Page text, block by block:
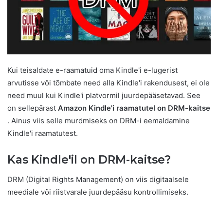
Kui teisaldate e-raamatuid oma Kindle'i e-lugerist
arvutisse või tõmbate need alla Kindle'i rakendusest, ei ole
need muul kui Kindle'i platvormil juurdepääsetavad. See
on sellepärast Amazon Kindle'i raamatutel on DRM-kaitse
. Ainus viis selle murdmiseks on DRM-i eemaldamine
Kindle'i raamatutest.
Kas Kindle'il on DRM-kaitse?
DRM (Digital Rights Management) on viis digitaalsele
meediale või riistvarale juurdepääsu kontrollimiseks.